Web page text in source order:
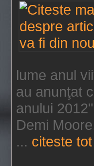
lume anul
au anunţat
anului
Demi
... citeste